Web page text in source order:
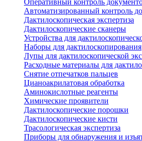
Оперативный контроль
Автоматизированный контроль
Дактилоскопическая экспертиза
Дактилоскопические сканеры
Устройства для
Наборы для дактилоскопирования
Лупы для дактилоскопической
Расходные материалы для
Снятие отпечатков пальцев
Цианоакрилатовая обработка
Аминокислотные реагенты
Химические проявители
Дактилоскопические порошки
Дактилоскопические кисти
Трасологическая экспертиза
Приборы для обнаружения и